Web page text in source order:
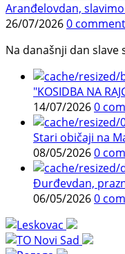
Aranđelovdan,
26/07/20260 comment
Na današnji dan
"KOSIDBA NA
14/07/20260
Stari običaji na
08/05/20260
Đurđevdan,
06/05/20260